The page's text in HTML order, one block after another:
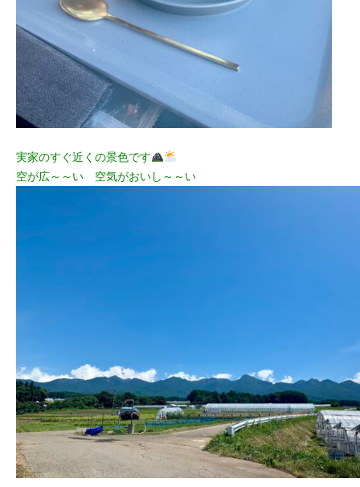
実家のすぐ近くの景色です
空が広～～い 空気がおいし～～い